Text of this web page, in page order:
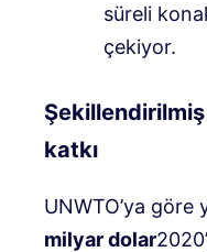
süreli
çekiyor.
katkı
UNWTO’ya göre
milyar dolar